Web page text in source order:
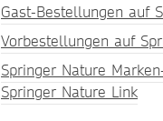
Gast-Bestellungen auf
Vorbestellungen auf
Springer Nature
Springer Nature Link